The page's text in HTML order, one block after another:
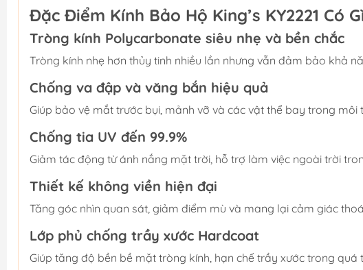
Đặc Điểm Kính Bảo Hộ King’s KY2221 Có
Tròng kính Polycarbonate siêu nhẹ và bền chắc
Tròng kính nhẹ hơn thủy tinh nhiều lần nhưng vẫn đảm bảo khả
Chống va đập và văng bắn hiệu quả
Giúp bảo vệ mắt trước bụi, mảnh vỡ và các vật thể bay trong môi
Chống tia UV đến 99.9%
Giảm tác động từ ánh nắng mặt trời, hỗ trợ làm việc ngoài trời
Thiết kế không viền hiện đại
Tăng góc nhìn quan sát, giảm điểm mù và mang lại cảm giác
Lớp phủ chống trầy xước Hardcoat
Giúp tăng độ bền bề mặt tròng kính, hạn chế trầy xước trong quá